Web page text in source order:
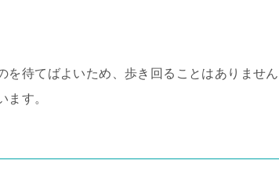
待てばよいため、歩き回ることはありません
ます。